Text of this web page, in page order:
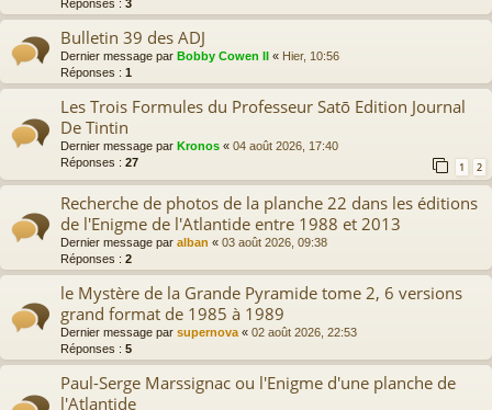
Réponses : 3
Bulletin 39 des ADJ
Dernier message par Bobby Cowen II « Hier, 10:56
Réponses : 1
Les Trois Formules du Professeur Satō Edition Journal
De Tintin
Dernier message par Kronos « 04 août 2026, 17:40
Réponses : 27 1 2
Recherche de photos de la planche 22 dans les éditions
de l'Enigme de l'Atlantide entre 1988 et 2013
Dernier message par alban « 03 août 2026, 09:38
Réponses : 2
le Mystère de la Grande Pyramide tome 2, 6 versions
grand format de 1985 à 1989
Dernier message par supernova « 02 août 2026, 22:53
Réponses : 5
Paul-Serge Marssignac ou l'Enigme d'une planche de
l'Atlantide